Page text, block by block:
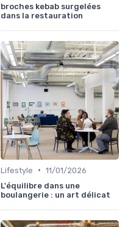
broches kebab surgelées
dans la restauration
Lifestyle • 11/01/2026
L'équilibre dans une
boulangerie : un art délicat